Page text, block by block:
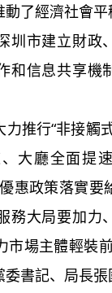
了經濟社會平
市建立財政、
和信息共享機
推行“非接觸
大廳全面提
惠政策落實要
務大局要加力
市場主體輕裝
書記、局長張